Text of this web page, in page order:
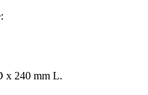
x 240 mm L.